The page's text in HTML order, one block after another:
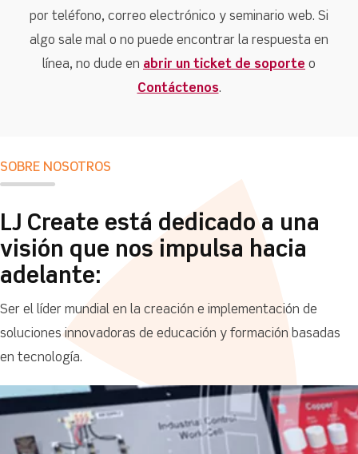
por teléfono, correo electrónico y seminario web. Si
algo sale mal o no puede encontrar la respuesta en
línea, no dude en abrir un ticket de soporte o
Contáctenos.
SOBRE NOSOTROS
LJ Create está dedicado a una
visión que nos impulsa hacia
adelante:
Ser el líder mundial en la creación e implementación de
soluciones innovadoras de educación y formación basadas
en tecnología.